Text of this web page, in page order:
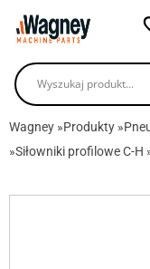
Wagney »Produkty »
»Siłowniki profilowe C-H